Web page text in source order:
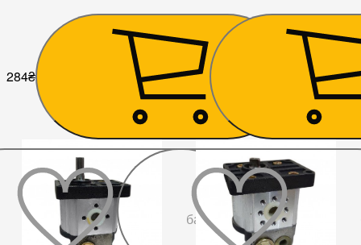
DongFeng 244/354
284₴
DongFeng 240/244
342₴
бажаного